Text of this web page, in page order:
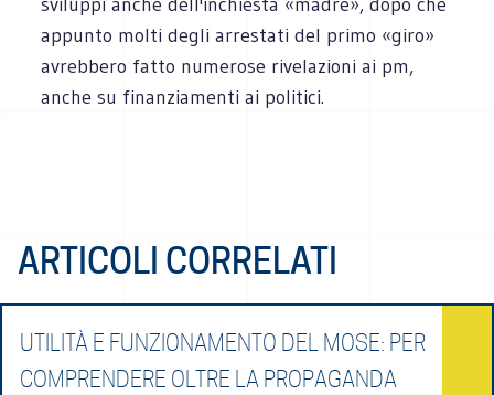
appunto molti degli arrestati del primo «giro»
avrebbero fatto numerose rivelazioni ai pm,
anche su finanziamenti ai politici.
ARTICOLI CORRELATI
UTILITÀ E FUNZIONAMENTO DEL MOSE: PER
COMPRENDERE OLTRE LA PROPAGANDA